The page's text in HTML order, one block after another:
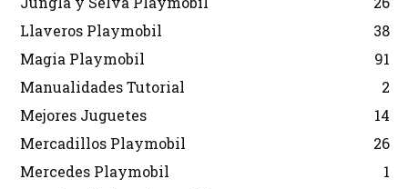
Llaveros Playmobil
38
Magia Playmobil
91
Manualidades Tutorial
2
Mejores Juguetes
14
Mercadillos Playmobil
26
Mercedes Playmobil
1